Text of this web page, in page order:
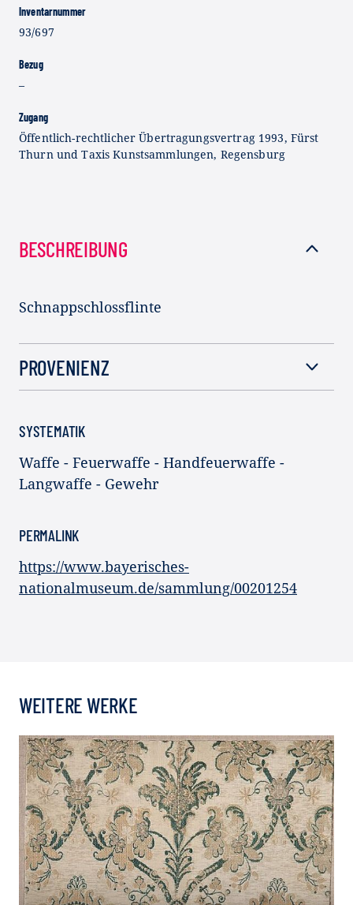
Inventarnummer
93/697
Bezug
–
Zugang
Öffentlich-rechtlicher Übertragungsvertrag 1993, Fürst
Thurn und Taxis Kunstsammlungen, Regensburg
BESCHREIBUNG
Schnappschlossflinte
PROVENIENZ
SYSTEMATIK
Waffe - Feuerwaffe - Handfeuerwaffe -
Langwaffe - Gewehr
PERMALINK
https://www.bayerisches-
nationalmuseum.de/sammlung/00201254
WEITERE WERKE